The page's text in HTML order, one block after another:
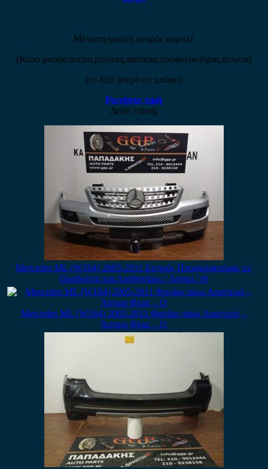
Μετώπη-μούρη εμπρός κομπλέ
(Καπό μαύρο,φτερά,μετώπη,φανάρια,προφυλακτήρας,ψυγεία)
(το δεξί φτερό σε μαύρο)
Ρωτήστε τιμή
Δείτε επίσης
Mercedes ML (W164) 2005-2011 Εμπρός Προφυλακτήρας με
Προβολείς και Αισθητήρες / Ασημί / Θ
Mercedes ML (W164) 2005-2011 Φανάρι πίσω Αριστερό –
Άσπρο Φλας – Ο